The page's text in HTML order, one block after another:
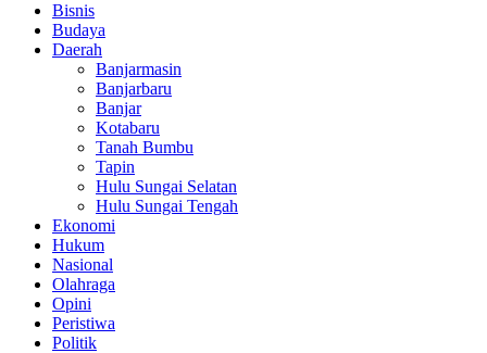
Bisnis
Budaya
Daerah
Banjarmasin
Banjarbaru
Banjar
Kotabaru
Tanah Bumbu
Tapin
Hulu Sungai Selatan
Hulu Sungai Tengah
Ekonomi
Hukum
Nasional
Olahraga
Opini
Peristiwa
Politik